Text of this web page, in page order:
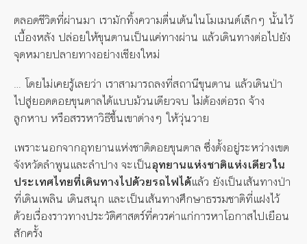
ตลอดชีวิตที่ผ่านมา เรามักทิ้งความตื่นเต้นในโมเมนต์เล็กๆ นั้นไว้
เบื้องหลัง ปล่อยให้ขุนตานเป็นแค่ทางผ่าน แล้วเดินทางต่อไปยัง
จุดหมายปลายทางอย่างเชียงใหม่
… โดยไม่เคยรู้เลยว่า เราสามารถลงที่สถานีขุนตาน แล้วเดินป่า
ไปสู่ยอดดอยขุนตาลได้แบบม้วนเดียวจบ ไม่ต้องต่อรถ จ้าง
ลูกหาบ หรือสรรหาวิธีขึ้นเขาต่างๆ ให้วุ่นวาย
เพราะนอกจากอุทยานแห่งชาติดอยขุนตาล ซึ่งตั้งอยู่ระหว่างเขต
จังหวัดลำพูนและลำปาง จะเป็นอุทยานแห่งชาติแห่งเดียวใน
ประเทศไทยที่เดินทางไปด้วยรถไฟได้แล้ว ยังเป็นเส้นทางป่า
ที่เดินเพลิน เดินสนุก และเป็นเส้นทางศึกษาธรรมชาติที่แฝงไว้
ด้วยเรื่องราวทางประวัติศาสตร์ที่ควรค่าแก่การหาโอกาสไปเยือน
สักครั้ง